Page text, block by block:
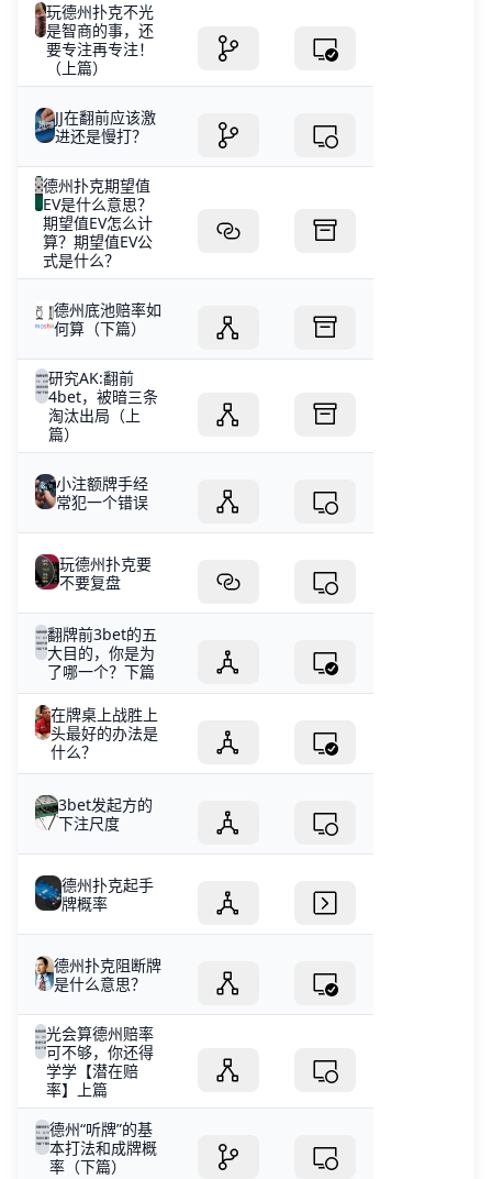
玩德州扑克不光
是智商的事，还
要专注再专注！
（上篇）
JJ在翻前应该激
进还是慢打？
德州扑克期望值
EV是什么意思？
期望值EV怎么计
算？期望值EV公
式是什么？
德州底池赔率如
何算（下篇）
研究AK:翻前
4bet，被暗三条
淘汰出局（上
篇）
小注额牌手经
常犯一个错误
玩德州扑克要
不要复盘
翻牌前3bet的五
大目的，你是为
了哪一个？下篇
在牌桌上战胜上
头最好的办法是
什么？
3bet发起方的
下注尺度
德州扑克起手
牌概率
德州扑克阻断牌
是什么意思？
光会算德州赔率
可不够，你还得
学学【潜在赔
率】上篇
德州“听牌”的基
本打法和成牌概
率（下篇）